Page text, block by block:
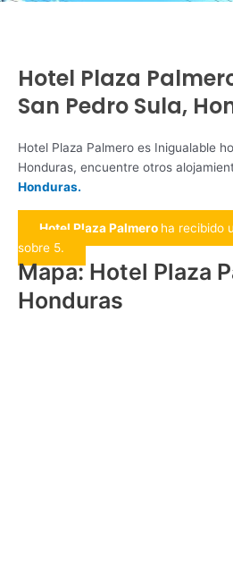
Hotel Plaza
San Pedro Sula,
Hotel Plaza Palmero es Inigualable
Honduras, encuentre otros
Honduras.
Hotel Plaza Palmero ha recibido
sobre 5.
Mapa: Hotel Plaza
Honduras